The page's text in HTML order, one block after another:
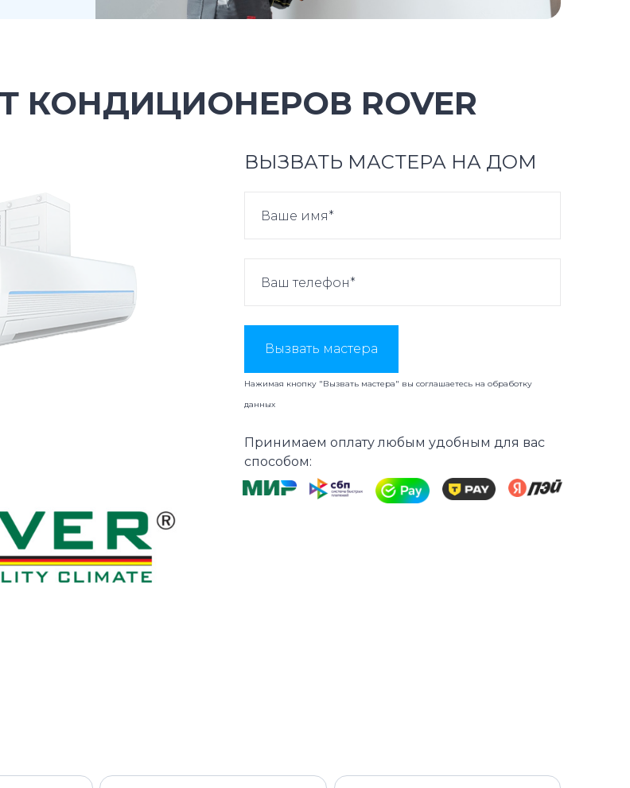
КОНДИЦИОНЕРОВ ROVER
ВЫЗВАТЬ МАСТЕРА НА ДОМ
Вызвать мастера
Нажимая кнопку "Вызвать мастера" вы соглашаетесь наобработку
данных
Принимаем оплату любым удобным для вас
способом: